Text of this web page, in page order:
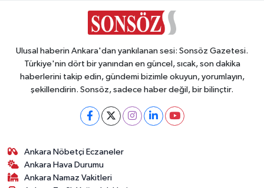
Ulusal haberin Ankara'dan yankılanan sesi: Sonsöz Gazetesi.
Türkiye'nin dört bir yanından en güncel, sıcak, son dakika
haberlerini takip edin, gündemi bizimle okuyun, yorumlayın,
şekillendirin. Sonsöz, sadece haber değil, bir bilinçtir.
Ankara Nöbetçi Eczaneler
Ankara Hava Durumu
Ankara Namaz Vakitleri